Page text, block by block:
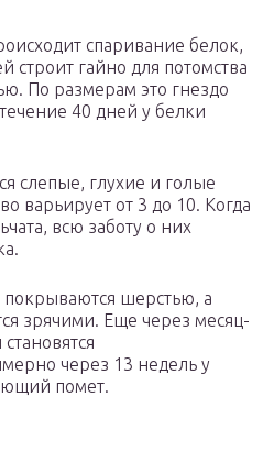
спаривание белок,
строит гайно для потомства
По размерам это гнездо
40 дней у белки
слепые, глухие и голые
варьирует от 3 до 10. Когда
всю заботу о них
покрываются шерстью, а
зрячими. Еще через месяц-
через 13 недель у
помет.